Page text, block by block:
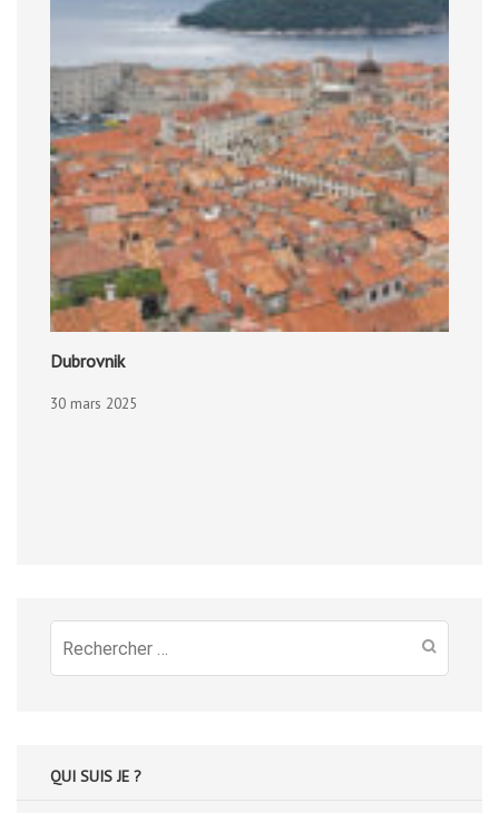
Dubrovnik
30 mars 2025
Recherche
pour
QUI SUIS JE ?